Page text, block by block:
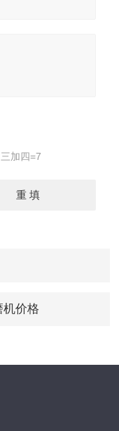
加四=7
机价格